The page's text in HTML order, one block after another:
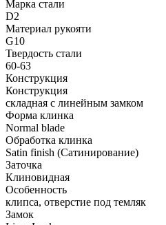
Марка стали
D2
Материал рукояти
G10
Твердость стали
60-63
Конструкция
Конструкция
складная с линейным замком
Форма клинка
Normal blade
Обработка клинка
Satin finish (Сатинирование)
Заточка
Клиновидная
Особенность
клипса, отверстие под темляк
Замок